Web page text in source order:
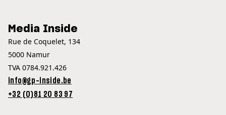
Media Inside
Rue de Coquelet, 134
5000 Namur
TVA 0784.921.426
info@gp-inside.be
+32 (0)81 20 83 97